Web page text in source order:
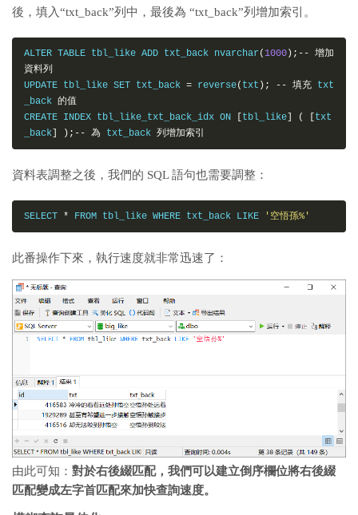
後，填入“txt_back”列中，最後為 “txt_back”列增加索引。
ALTER TABLE tbl_like ADD txt_back nvarchar( 1000);-- 增加
資料列
UPDATE tbl_like SET txt_back = reverse( txt ); -- 填充 txt
_back 的值
CREATE INDEX tbl_like_txt_back_idx ON
[tbl_like] ( [txt
_back] );-- 為 txt_back 列增加索引
資料表調整之後，我們的 SQL 語句也需要調整：
SELECT * FROM tbl_like WHERE txt_back LIKE '空悟孫%'
此番操作下來，執行速度就非常迅速了：
由此可知： 對於右後綴匹配，我們可以建立倒序欄位將右後綴
匹配變成左字首匹配來加快查詢速度。